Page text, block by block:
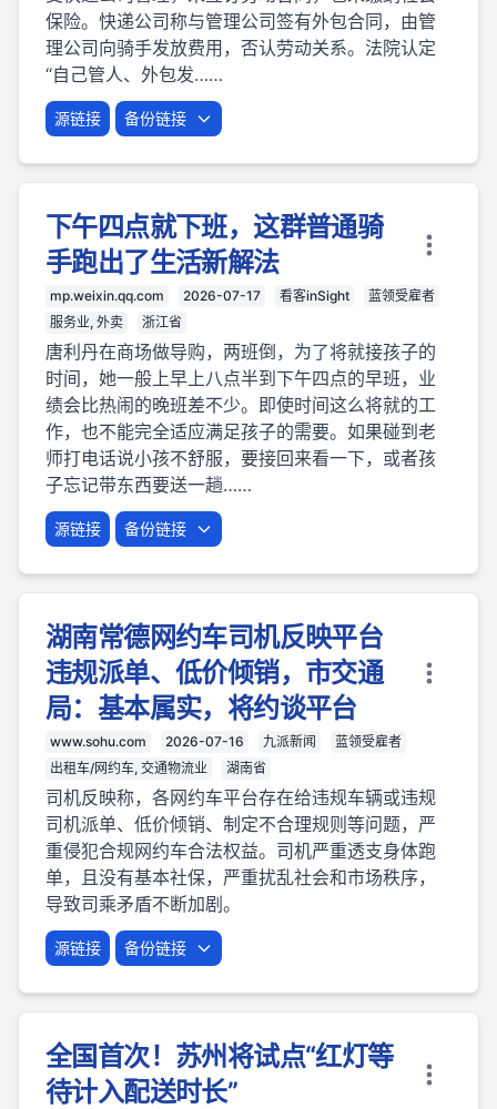
保险。快递公司称与管理公司签有外包合同，由管
理公司向骑手发放费用，否认劳动关系。法院认定
“自己管人、外包发……
源链接 备份链接
下午四点就下班，这群普通骑
手跑出了生活新解法
mp.weixin.qq.com 2026-07-17 看客inSight
蓝领受雇者
服务业, 外卖
浙江省
唐利丹在商场做导购，两班倒，为了将就接孩子的
时间，她一般上早上八点半到下午四点的早班，业
绩会比热闹的晚班差不少。即使时间这么将就的工
作，也不能完全适应满足孩子的需要。如果碰到老
师打电话说小孩不舒服，要接回来看一下，或者孩
子忘记带东西要送一趟……
源链接 备份链接
湖南常德网约车司机反映平台
违规派单、低价倾销，市交通
局：基本属实，将约谈平台
www.sohu.com 2026-07-16 九派新闻
蓝领受雇者
出租车/网约车, 交通物流业
湖南省
司机反映称，各网约车平台存在给违规车辆或违规
司机派单、低价倾销、制定不合理规则等问题，严
重侵犯合规网约车合法权益。司机严重透支身体跑
单，且没有基本社保，严重扰乱社会和市场秩序，
导致司乘矛盾不断加剧。
源链接 备份链接
全国首次！苏州将试点“红灯等
待计入配送时长”